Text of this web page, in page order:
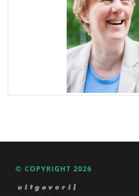
© COPYRIGHT 2026